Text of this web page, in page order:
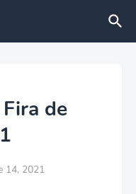
de
14, 2021